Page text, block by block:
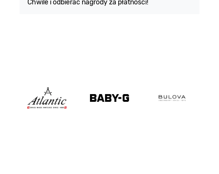
Chwile i odbierać nagrody za płatności!